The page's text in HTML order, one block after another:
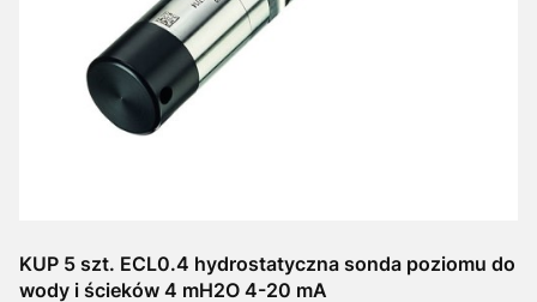
KUP 5 szt. ECL0.4 hydrostatyczna sonda poziomu do
wody i ścieków 4 mH2O 4-20 mA